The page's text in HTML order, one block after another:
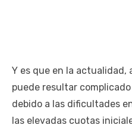
Y es que en la actualidad,
puede resultar
debido a las dificultades
las elevadas cuotas